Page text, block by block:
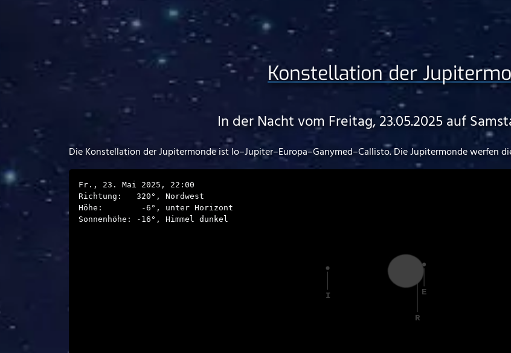
Konstellation der
In der Nacht vom Freitag, 23.05.2025 auf
Die Konstellation der Jupitermonde ist Io–Jupiter–Europa–Ganymed–Callisto. Die Jupitermonde werfen
Fr., 23. Mai 2025, 22:00
Richtung:
320 °, Nordwest
Höhe:
-6 °, unter Horizont
Sonnenhöhe:
-16 °, Himmel dunkel